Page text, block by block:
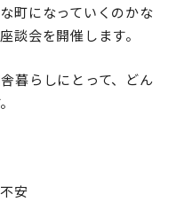
町になっていくのかな
談会を開催します。
暮らしにとって、どん
安